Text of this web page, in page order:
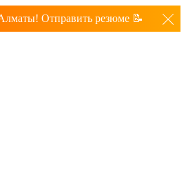
Отправить резюме 📝